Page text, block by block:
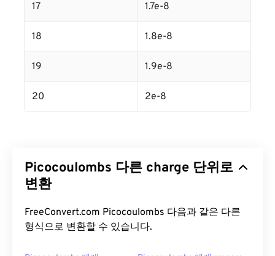
17 1.7e-8
18 1.8e-8
19 1.9e-8
20 2e-8
Picocoulombs 다른 charge 단위로
변환
FreeConvert.com Picocoulombs 다음과 같은 다른
형식으로 변환할 수 있습니다.